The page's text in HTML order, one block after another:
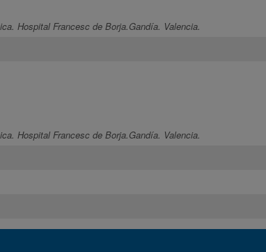
Hospital Francesc de Borja.Gandía. Valencia.
Hospital Francesc de Borja.Gandía. Valencia.